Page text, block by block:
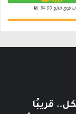
شيكل.. قريبًا